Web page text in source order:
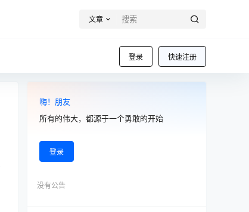
文章
登录 快速注册
嗨！朋友
所有的伟大，都源于一个勇敢的开始
登录
没有公告